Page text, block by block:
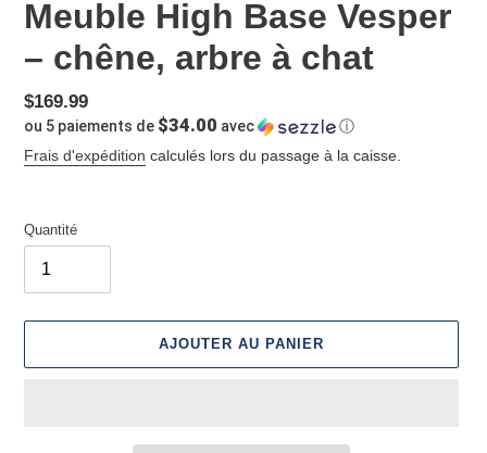
Meuble High Base Vesper
– chêne, arbre à chat
Prix
normal
$169.99
ou 5 paiements de $34.00 avec
ⓘ
Frais d'expédition calculés lors du passage à la caisse.
Quantité
AJOUTER AU PANIER